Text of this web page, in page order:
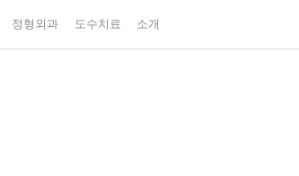
정형외과 도수치료 소개